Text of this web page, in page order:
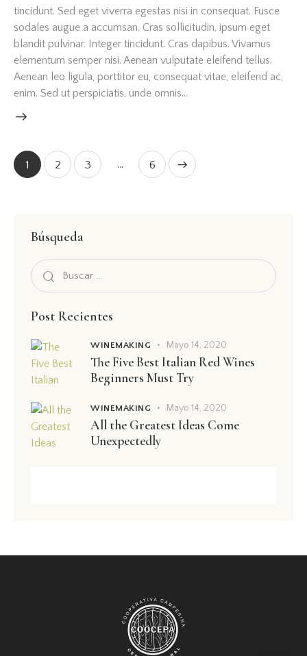
tincidunt. Sed eget viverra egestas nisi in consequat. Fusce
sodales augue a accumsan. Cras sollicitudin, ipsum eget
blandit pulvinar. Integer tincidunt. Cras dapibus. Vivamus
elementum semper nisi. Aenean vulputate eleifend tellus.
Aenean leo ligula, porttitor eu, consequat vitae, eleifend ac,
enim. Sed ut perspiciatis, unde omnis…
1 2 3 … 6
Búsqueda
Post Recientes
WINEMAKING Mayo 14, 2020
The Five Best Italian Red Wines
Beginners Must Try
WINEMAKING Mayo 14, 2020
All the Greatest Ideas Come
Unexpectedly